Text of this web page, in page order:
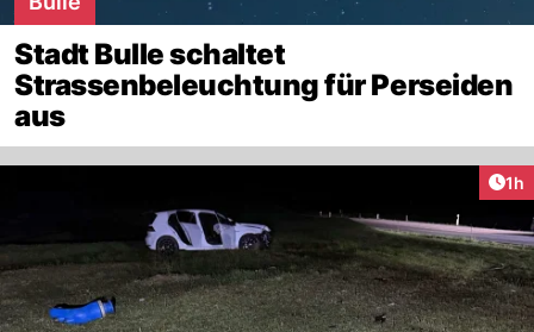
Stadt Bulle schaltet
Strassenbeleuchtung für Perseiden
aus
1h